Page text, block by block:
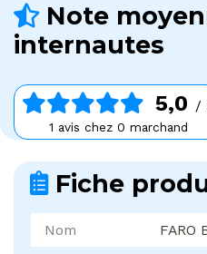
Note
internautes
5,0 /
1 avis chez 0 marchand
Fiche
Nom
FARO